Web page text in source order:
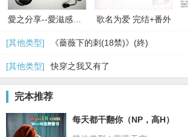
歌名为爱 完结+番外
[其他类型] 《薔薇下的刺(18禁)》(終)
[其他类型] 快穿之我又有了
完本推荐
每天都干翻你（NP，高H）